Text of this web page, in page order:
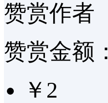
赞赏作者
赞赏金额：
￥2